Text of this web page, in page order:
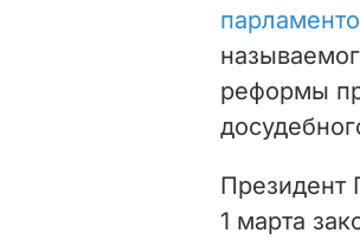
реформы
Президент
1 марта